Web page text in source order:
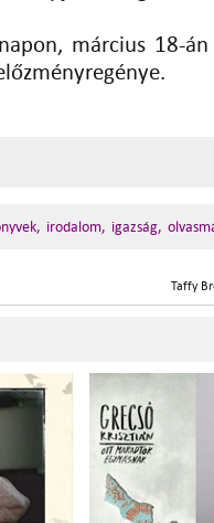
március 18-
irodalom, igazság,
Taffy